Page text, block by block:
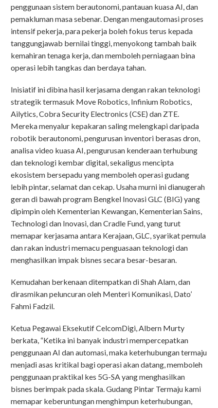
penggunaan sistem berautonomi, pantauan kuasa AI, dan
pemakluman masa sebenar. Dengan mengautomasi proses
intensif pekerja, para pekerja boleh fokus terus kepada
tanggungjawab bernilai tinggi, menyokong tambah baik
kemahiran tenaga kerja, dan memboleh perniagaan bina
operasi lebih tangkas dan berdaya tahan.
Inisiatif ini dibina hasil kerjasama dengan rakan teknologi
strategik termasuk Move Robotics, Infinium Robotics,
Ailytics, Cobra Security Electronics (CSE) dan ZTE.
Mereka menyalur kepakaran saling melengkapi daripada
robotik berautonomi, pengurusan inventori berasas dron,
analisa video kuasa AI, pengurusan kenderaan terhubung
dan teknologi kembar digital, sekaligus mencipta
ekosistem bersepadu yang memboleh operasi gudang
lebih pintar, selamat dan cekap. Usaha murni ini dianugerah
geran di bawah program Bengkel Inovasi GLC (BIG) yang
dipimpin oleh Kementerian Kewangan, Kementerian Sains,
Technologi dan Inovasi, dan Cradle Fund, yang turut
memapar kerjasama antara Kerajaan, GLC, syarikat pemula
dan rakan industri memacu penguasaan teknologi dan
menghasilkan impak bisnes secara besar-besaran.
Kemudahan berkenaan ditempatkan di Shah Alam, dan
dirasmikan peluncuran oleh Menteri Komunikasi, Dato’
Fahmi Fadzil.
Ketua Pegawai Eksekutif CelcomDigi, Albern Murty
berkata, “Ketika ini banyak industri mempercepatkan
penggunaan AI dan automasi, maka keterhubungan termaju
menjadi asas kritikal bagi operasi akan datang, memboleh
penggunaan praktikal kes 5G-SA yang menghasilkan
bisnes berimpak pada skala. Gudang Pintar Termaju kami
memapar keberuntungan menghimpun keterhubungan,